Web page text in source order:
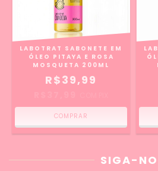
LABOTRAT SABONETE EM
ÓLEO PITAYA E ROSA
MOSQUETA 200ML
R$39,99
SIGA-